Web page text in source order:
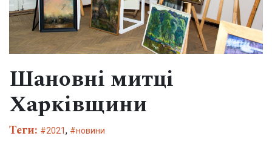
Структура музею
Колекція
ВІДВІДУВАЧАМ
Квитки
Екскурсії та лекції
Шановні митці
Харківщини
Теги: 2021, новини